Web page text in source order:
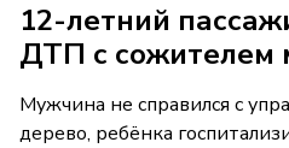
12-летний
ДТП с сожителем
Мужчина не справился с
дерево, ребёнка